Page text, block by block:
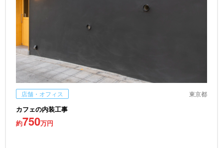
店舗・オフィス 東京都
カフェの内装工事
約750万円